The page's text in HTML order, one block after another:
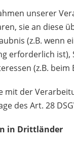
unserer
sie an diese
(z.B. wenn
erforderlich ist),
(z.B.
mit der
des Art. 28
in Drittländer